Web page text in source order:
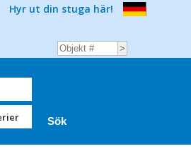
Hyr ut din stuga här!